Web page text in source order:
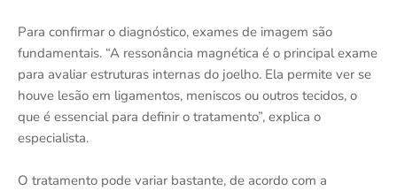
Para confirmar o diagnóstico, exames de imagem são
fundamentais. “A ressonância magnética é o principal exame
para avaliar estruturas internas do joelho. Ela permite ver se
houve lesão em ligamentos, meniscos ou outros tecidos, o
que é essencial para definir o tratamento”, explica o
especialista.
O tratamento pode variar bastante, de acordo com a